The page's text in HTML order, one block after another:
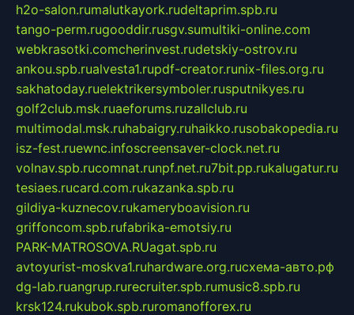
h2o-salon.rumalutkayork.rudeltaprim.spb.ru
tango-perm.rugooddir.rusgv.sumultiki-online.com
webkrasotki.comcherinvest.rudetskiy-ostrov.ru
ankou.spb.rualvesta1.rupdf-creator.runix-files.org.ru
sakhatoday.ruelektrikersymboler.rusputnikyes.ru
golf2club.msk.ruaeforums.ruzallclub.ru
multimodal.msk.ruhabaigry.ruhaikko.rusobakopedia.ru
isz-fest.ruewnc.infoscreensaver-clock.net.ru
volnav.spb.rucomnat.runpf.net.ru7bit.pp.rukalugatur.ru
tesiaes.rucard.com.rukazanka.spb.ru
gildiya-kuznecov.rukameryboavision.ru
griffoncom.spb.rufabrika-emotsiy.ru
PARK-MATROSOVA.RUagat.spb.ru
avtoyurist-moskva1.ruhardware.org.ruсхема-авто.рф
dg-lab.ruangrup.rurecruiter.spb.rumusic8.spb.ru
krsk124.rukubok.spb.ruromanofforex.ru